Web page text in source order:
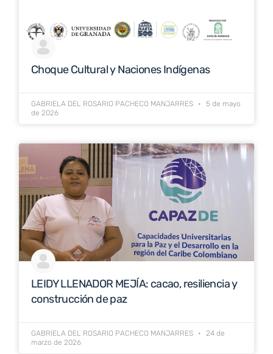
Choque Cultural y Naciones Indígenas
GABRIELA DEL ROSARIO PACHECO MANJARRES
5 de mayo
de 2026
LEIDY LLENADOR MEJÍA: cacao, resiliencia y
construcción de paz
GABRIELA DEL ROSARIO PACHECO MANJARRES
24 de
marzo de 2026